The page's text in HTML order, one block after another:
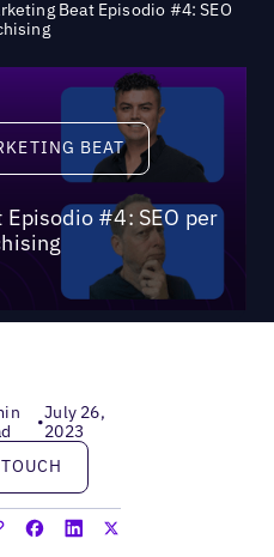
Beat Episodio #4: SEO
Local Marketing Beat
BEAT
#4: SEO per
•July 26,
2023